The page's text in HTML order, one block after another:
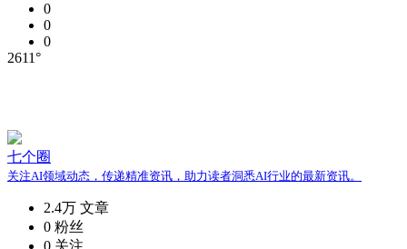
0
0
0
2611°
七个圈
关注AI领域动态，传递精准资讯，助力读者洞悉AI行业的最新资讯。
2.4万 文章
0 粉丝